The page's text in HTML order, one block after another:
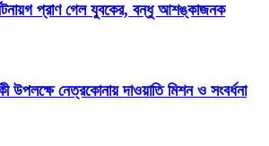
প্রাণ গেল যুবকের, বন্ধু আশঙ্কাজনক
উপলক্ষে নেত্রকোনায় দাওয়াতি মিশন ও সংবর্ধনা